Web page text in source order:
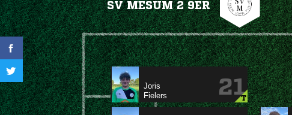
SV MESUM 2 9ER


21
T